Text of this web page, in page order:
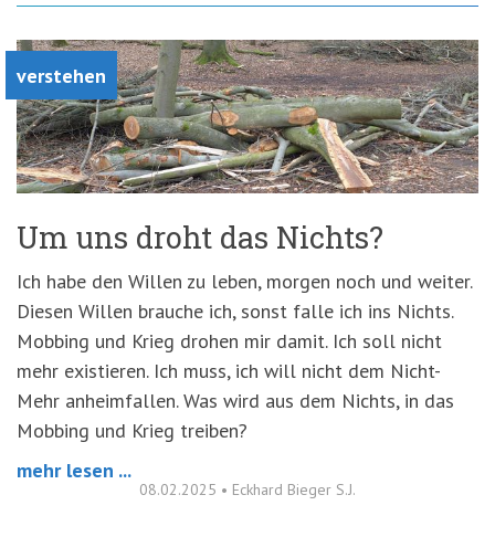
verstehen
Um uns droht das Nichts?
Ich habe den Willen zu leben, morgen noch und weiter.
Diesen Willen brauche ich, sonst falle ich ins Nichts.
Mobbing und Krieg drohen mir damit. Ich soll nicht
mehr existieren. Ich muss, ich will nicht dem Nicht-
Mehr anheimfallen. Was wird aus dem Nichts, in das
Mobbing und Krieg treiben?
mehr lesen ...
08.02.2025 • Eckhard Bieger S.J.